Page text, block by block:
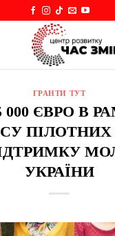
ГРАНТИ ТУТ
000 ЄВРО В
ПІЛОТНИХ
УКРАЇНИ